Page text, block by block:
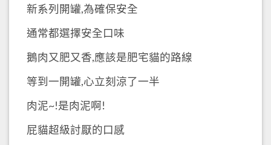
新系列開罐,為確保安全
通常都選擇安全口味
鵝肉又肥又香,應該是肥宅貓的路線
等到一開罐,心立刻涼了一半
肉泥~!是肉泥啊!
屁貓超級討厭的口感